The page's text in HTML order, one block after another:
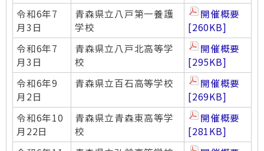
令和6年7
月3日
青森県立八戸第一養護
学校
開催概要
[260KB]
令和6年7
月3日
青森県立八戸北高等学
校
開催概要
[295KB]
令和6年9
月2日
青森県立百石高等学校
開催概要
[269KB]
令和6年10
月22日
青森県立青森東高等学
校
開催概要
[281KB]